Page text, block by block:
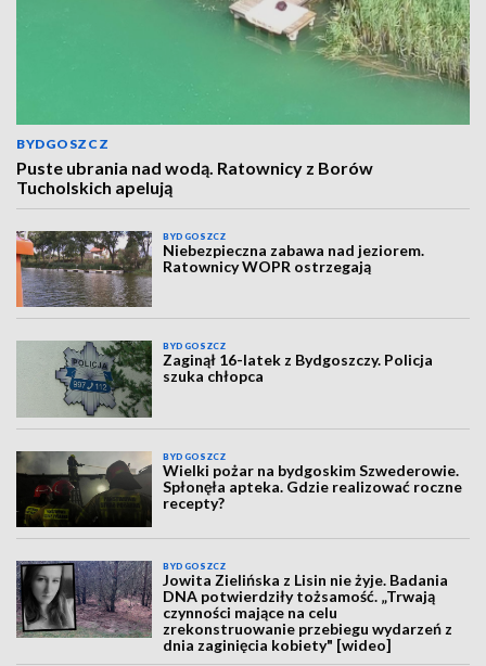
BYDGOSZCZ
Puste ubrania nad wodą. Ratownicy z Borów
Tucholskich apelują
BYDGOSZCZ
Niebezpieczna zabawa nad jeziorem.
Ratownicy WOPR ostrzegają
BYDGOSZCZ
Zaginął 16-latek z Bydgoszczy. Policja
szuka chłopca
BYDGOSZCZ
Wielki pożar na bydgoskim Szwederowie.
Spłonęła apteka. Gdzie realizować roczne
recepty?
BYDGOSZCZ
Jowita Zielińska z Lisin nie żyje. Badania
DNA potwierdziły tożsamość. „Trwają
czynności mające na celu
zrekonstruowanie przebiegu wydarzeń z
dnia zaginięcia kobiety" [wideo]